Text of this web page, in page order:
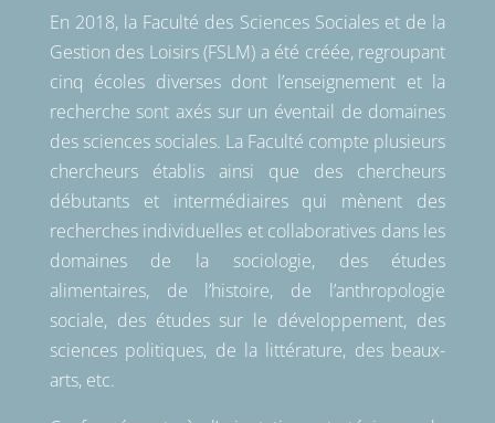
En 2018, la Faculté des Sciences Sociales et de la
Gestion des Loisirs (FSLM) a été créée, regroupant
cinq écoles diverses dont l’enseignement et la
recherche sont axés sur un éventail de domaines
des sciences sociales. La Faculté compte plusieurs
chercheurs établis ainsi que des chercheurs
débutants et intermédiaires qui mènent des
recherches individuelles et collaboratives dans les
domaines de la sociologie, des études
alimentaires, de l’histoire, de l’anthropologie
sociale, des études sur le développement, des
sciences politiques, de la littérature, des beaux-
arts, etc.